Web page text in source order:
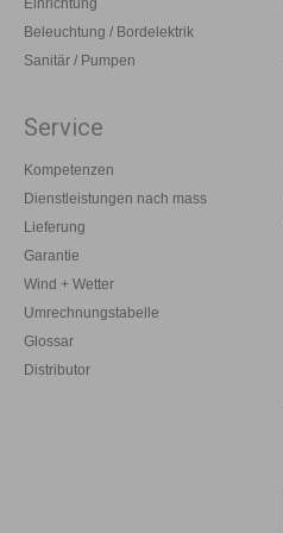
Einrichtung
Beleuchtung / Bordelektrik
Sanitär / Pumpen
Service
Kompetenzen
Dienstleistungen nach mass
Lieferung
Garantie
Wind + Wetter
Umrechnungstabelle
Glossar
Distributor